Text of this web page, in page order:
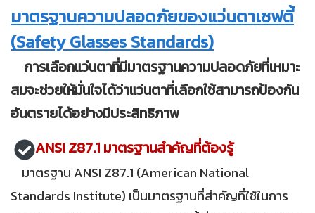
มาตรฐานความปลอดภัยของแว่นตาเซฟตี้
(Safety Glasses Standards)
การเลือกแว่นตาที่มีมาตรฐานความปลอดภัยที่เหมาะ
สมจะช่วยให้มั่นใจได้ว่าแว่นตาที่เลือกใช้สามารถป้องกัน
อันตรายได้อย่างมีประสิทธิภาพ
ANSI Z87.1 มาตรฐานสำคัญที่ต้องรู้
มาตรฐาน ANSI Z87.1 (American National
Standards Institute) เป็นมาตรฐานที่สำคัญที่ใช้ในการ